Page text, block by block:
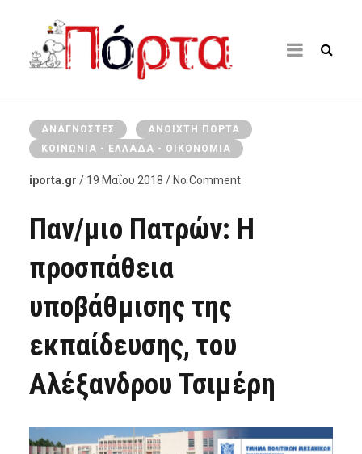
ΑΝΑΓΝΏΣΤΕΣ
ΑΝΟΙΧΤΉ ΠΌΡΤΑ
ΚΟΙΝΩΝΊΑ - ΕΛΛΆΔΑ - ΟΙΚΟΝΟΜΊΑ
iporta.gr / 19 Μαΐου 2018 / No Comment
Παν/μιο Πατρών: Η
προσπάθεια
υποβάθμισης της
εκπαίδευσης, του
Αλέξανδρου Τσιμέρη